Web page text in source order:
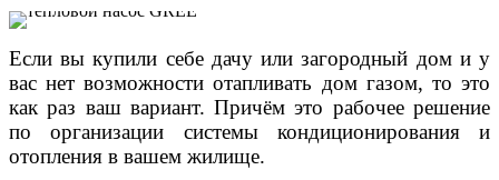
Если вы купили себе дачу или загородный дом и у
вас нет возможности отапливать дом газом, то это
как раз ваш вариант. Причём это рабочее решение
по организации системы кондиционирования и
отопления в вашем жилище.